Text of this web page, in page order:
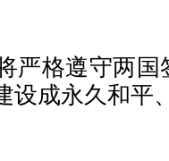
严格遵守两
设成永久和平